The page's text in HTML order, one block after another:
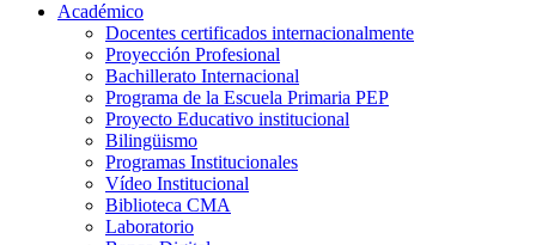
Académico
Docentes certificados internacionalmente
Proyección Profesional
Bachillerato Internacional
Programa de la Escuela Primaria PEP
Proyecto Educativo institucional
Bilingüismo
Programas Institucionales
Vídeo Institucional
Biblioteca CMA
Laboratorio